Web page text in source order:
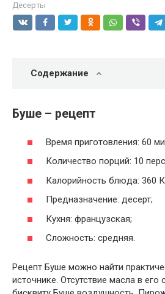
Десерты
Содержание
Буше – рецепт
Время приготовления: 60
Количество порций: 10
Калорийность блюда: 360
Предназначение: десерт;
Кухня: французская;
Сложность: средняя.
Рецепт Буше можно найти
источнике. Отсутствие масла в его